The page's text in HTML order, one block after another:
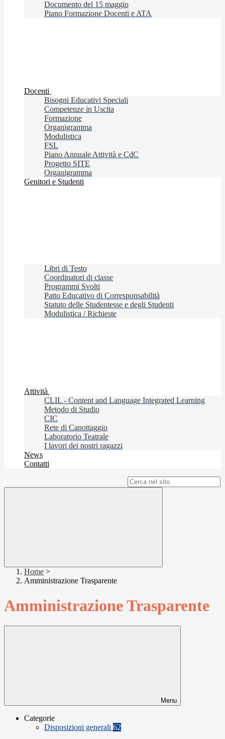
Documento del 15 maggio
Piano Formazione Docenti e ATA
Docenti
Bisogni Educativi Speciali
Competenze in Uscita
Formazione
Organigramma
Modulistica
FSL
Piano Annuale Attività e CdC
Progetto SITE
Organigramma
Genitori e Studenti
Libri di Testo
Coordinatori di classe
Programmi Svolti
Patto Educativo di Corresponsabilità
Statuto delle Studentesse e degli Studenti
Modulistica / Richieste
Attività
CLIL - Content and Language Integrated Learning
Metodo di Studio
CIC
Rete di Canottaggio
Laboratorio Teatrale
I lavori dei nostri ragazzi
News
Contatti
Home >
Amministrazione Trasparente
Amministrazione Trasparente
Menu
Categorie
Disposizioni generali 62